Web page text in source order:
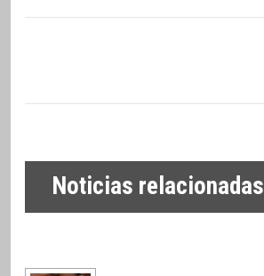
Noticias relacionadas